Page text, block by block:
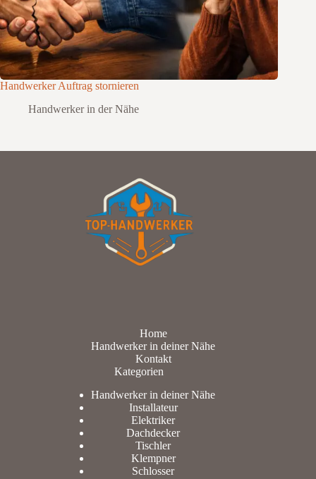
Handwerker Auftrag stornieren
Handwerker in der Nähe
Home
Handwerker in deiner Nähe
Kontakt
Kategorien
Handwerker in deiner Nähe
Installateur
Elektriker
Dachdecker
Tischler
Klempner
Schlosser